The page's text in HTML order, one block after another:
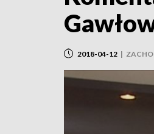
2018-04-12 |